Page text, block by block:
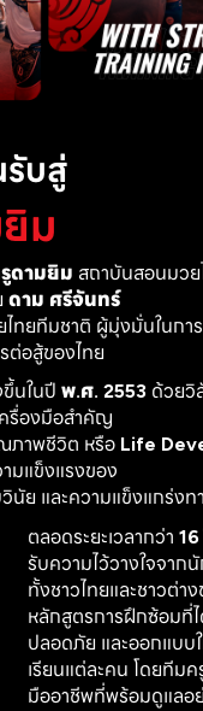
บสู่
ม
ดามยิม สถาบันสอนมวย
ดาม ศรีจันทร์
ทยทีมชาติ ผู้มุ่งมั่นในกา
ต่อสู้ของไทย
นในปี พ.ศ. 2553ด้วยวิ
ครื่องมือสำคัญ
ภาพชีวิต หรือ Life
มแข็งแรงของ
วินัย และความแข็งแกร่งท
ตลอดระยะเวลากว่า
รับความไว้วางใจจากนั
ทั้งชาวไทยและชาวต่า
หลักสูตรการฝึกซ้อมที่
ปลอดภัย และออกแบบ
เรียนแต่ละคน โดยทีม
มืออาชีพที่พร้อมดูแลอ